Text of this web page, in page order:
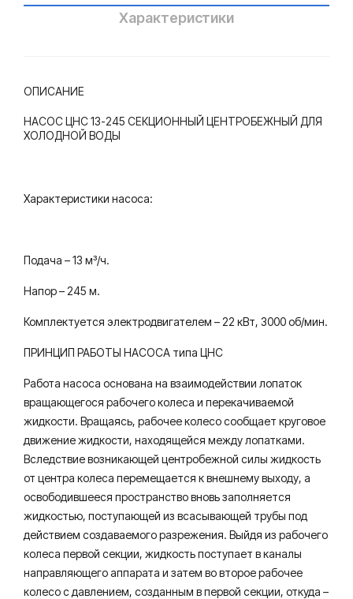
Характеристики
ОПИСАНИЕ
НАСОС ЦНС 13-245 СЕКЦИОННЫЙ ЦЕНТРОБЕЖНЫЙ ДЛЯ
ХОЛОДНОЙ ВОДЫ
Характеристики насоса:
Подача – 13 м³/ч.
Напор – 245 м.
Комплектуется электродвигателем – 22 кВт, 3000 об/мин.
ПРИНЦИП РАБОТЫ НАСОСА типа ЦНС
Работа насоса основана на взаимодействии лопаток
вращающегося рабочего колеса и перекачиваемой
жидкости. Вращаясь, рабочее колесо сообщает круговое
движение жидкости, находящейся между лопатками.
Вследствие возникающей центробежной силы жидкость
от центра колеса перемещается к внешнему выходу, а
освободившееся пространство вновь заполняется
жидкостью, поступающей из всасывающей трубы под
действием создаваемого разрежения. Выйдя из рабочего
колеса первой секции, жидкость поступает в каналы
направляющего аппарата и затем во второе рабочее
колесо с давлением, созданным в первой секции, откуда –